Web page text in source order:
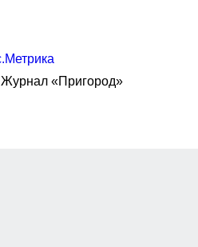
Журнал «Пригород»